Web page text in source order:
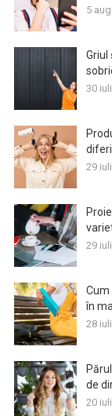
5
Griul
30
29
29
în
28
de
20